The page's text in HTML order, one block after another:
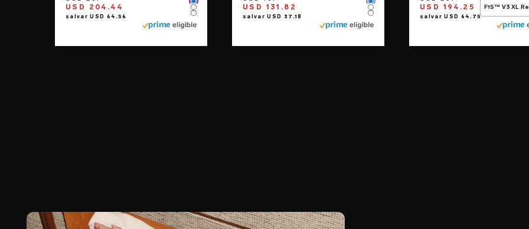
USD 204.44 Color
Color
Color
USD 131.82 Color
Color
Color
USD 194.25 F1S™ V3 XL